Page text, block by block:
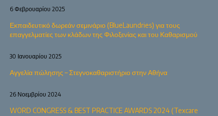
Εκπαιδευτικό δωρεάν σεμινάριο (BlueLaundries) για τους
επαγγελματίες των κλάδων της Φιλοξενίας και του Καθαρισμού
6 Φεβρουαρίου 2025
Αγγελία πώλησης – Στεγνοκαθαριστήριο στην Αθήνα
30 Ιανουαρίου 2025
WORD CONGRESS & BEST PRACTICE AWARDS 2024 (Texcare
26 Νοεμβρίου 2024